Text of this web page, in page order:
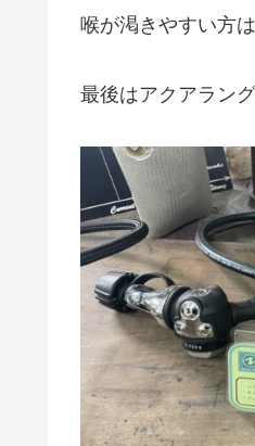
喉が渇きやすい方
最後はアクアラング